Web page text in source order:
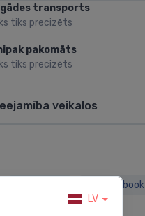
transports
tiks precizēts
pakomāts
tiks precizēts
veikalos
Facebook
LV